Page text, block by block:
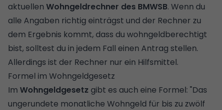
aktuellen Wohngeldrechner des BMWSB. Wenn du
alle Angaben richtig einträgst und der Rechner zu
dem Ergebnis kommt, dass du wohngeldberechtigt
bist, solltest du in jedem Fall einen Antrag stellen.
Allerdings ist der Rechner nur ein Hilfsmittel.
Formel im Wohngeldgesetz
Im Wohngeldgesetz gibt es auch eine Formel: "Das
ungerundete monatliche Wohngeld für bis zu zwölf